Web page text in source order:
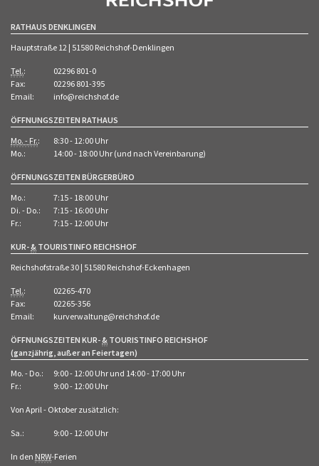
RATHAUS DENKLINGEN
Hauptstraße 12 | 51580 Reichshof-Denklingen
Tel.:
02296 801-0
Fax:
02296 801-395
Email:
info@reichshof.de
ÖFFNUNGSZEITEN RATHAUS
Mo. - Fr.:
8:30 - 12:00 Uhr
Mo.:
14:00 - 18:00 Uhr (und nach Vereinbarung)
ÖFFNUNGSZEITEN BÜRGERBÜRO
Mo.:
7:15 - 18:00 Uhr
Di. - Do.:
7:15 - 16:00 Uhr
Fr.:
7:15 - 12:00 Uhr
KUR-& TOURISTINFO REICHSHOF
Reichshofstraße 30 | 51580 Reichshof-Eckenhagen
Tel.:
02265-470
Fax:
02265-356
Email:
kurverwaltung@reichshof.de
ÖFFNUNGSZEITEN KUR-& TOURISTINFO REICHSHOF
(ganzjährig, außer an Feiertagen)
Mo. - Do.:
9:00 - 12:00 Uhr und 14:00 - 17:00 Uhr
Fr.:
9:00 - 12:00 Uhr
Von April - Oktober zusätzlich:
Sa.: 9:00 - 12:00 Uhr
In den NRW-Ferien